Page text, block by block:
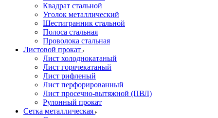
Квадрат стальной
Уголок металлический
Шестигранник стальной
Полоса стальная
Проволока стальная
Листовой прокат
Лист холоднокатаный
Лист горячекатаный
Лист рифленый
Лист перфорированный
Лист просечно-вытяжной (ПВЛ)
Рулонный прокат
Сетка металлическая